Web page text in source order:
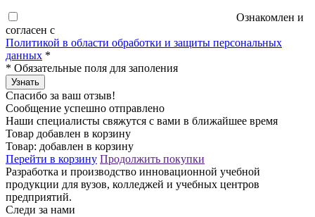
Ознакомлен и
согласен с
Политикой в области обработки и защиты персональных
данных *
* Обязательные поля для заполения
Узнать
Спасибо за ваш отзыв!
Сообщение успешно отправлено
Наши специалисты свяжутся с вами в ближайшее время
Товар добавлен в корзину
Товар: добавлен в корзину
Перейти в корзину Продолжить покупки
Разработка и производство инновационной учебной
продукции для вузов, колледжей и учебных центров
предприятий.
Следи за нами